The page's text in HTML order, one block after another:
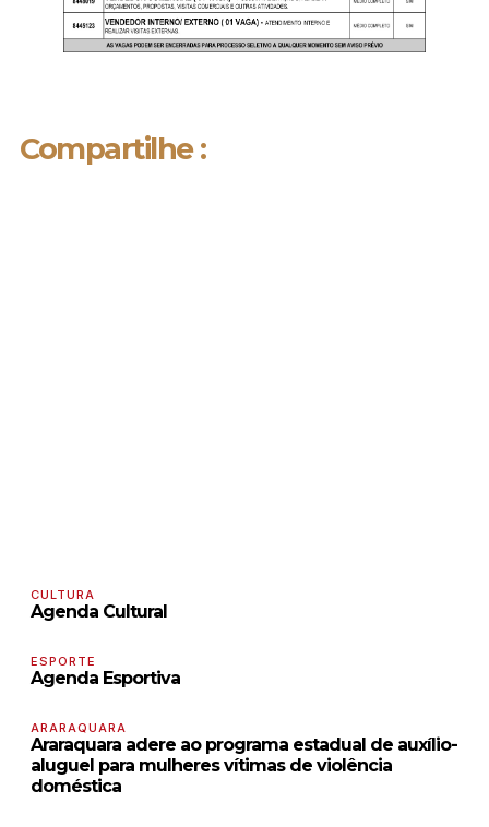
Compartilhe :
CULTURA
Agenda Cultural
ESPORTE
Agenda Esportiva
ARARAQUARA
Araraquara adere ao programa estadual de auxílio-
aluguel para mulheres vítimas de violência
doméstica